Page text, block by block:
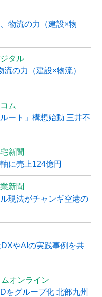
物流の力（建設×物
タル
の力（建設×物流）
ム
ート」構想始動 三井不
新聞
に売上124億円
新聞
現法がチャンギ空港の
やAIの実践事例を共
オンライン
をグループ化 北部九州